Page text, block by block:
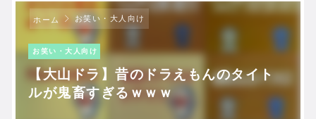
ホーム お笑い・大人向け
お笑い・大人向け
【大山ドラ】昔のドラえもんのタイト
ルが鬼畜すぎるｗｗｗ